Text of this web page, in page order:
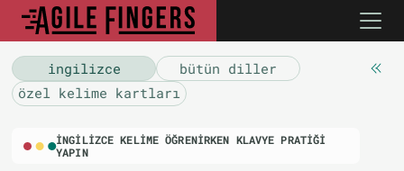
i̇ngilizce
bütün diller
özel kelime kartları
İNGILIZCE KELIME ÖĞRENIRKEN KLAVYE PRATIĞI
YAPIN